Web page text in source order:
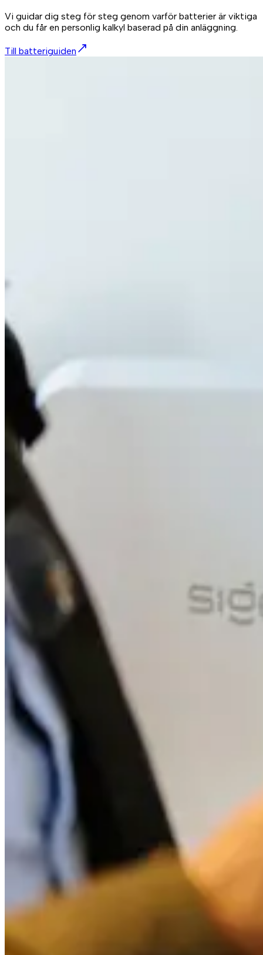
Vi guidar dig steg för steg genom varför batterier är viktiga
och du får en personlig kalkyl baserad på din anläggning.
Till batteriguiden